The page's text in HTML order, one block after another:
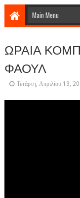
ΩΡΑΙΑ
ΦΑΟΥΛ
Τετάρτη, Απριλίου 13,